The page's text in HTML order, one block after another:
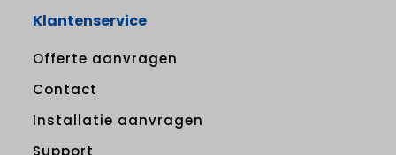
Klantenservice
Offerte aanvragen
Contact
Installatie aanvragen
Support